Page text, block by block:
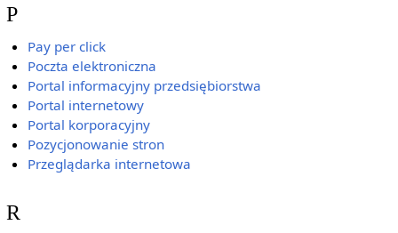
P
Pay per click
Poczta elektroniczna
Portal informacyjny przedsiębiorstwa
Portal internetowy
Portal korporacyjny
Pozycjonowanie stron
Przeglądarka internetowa
R